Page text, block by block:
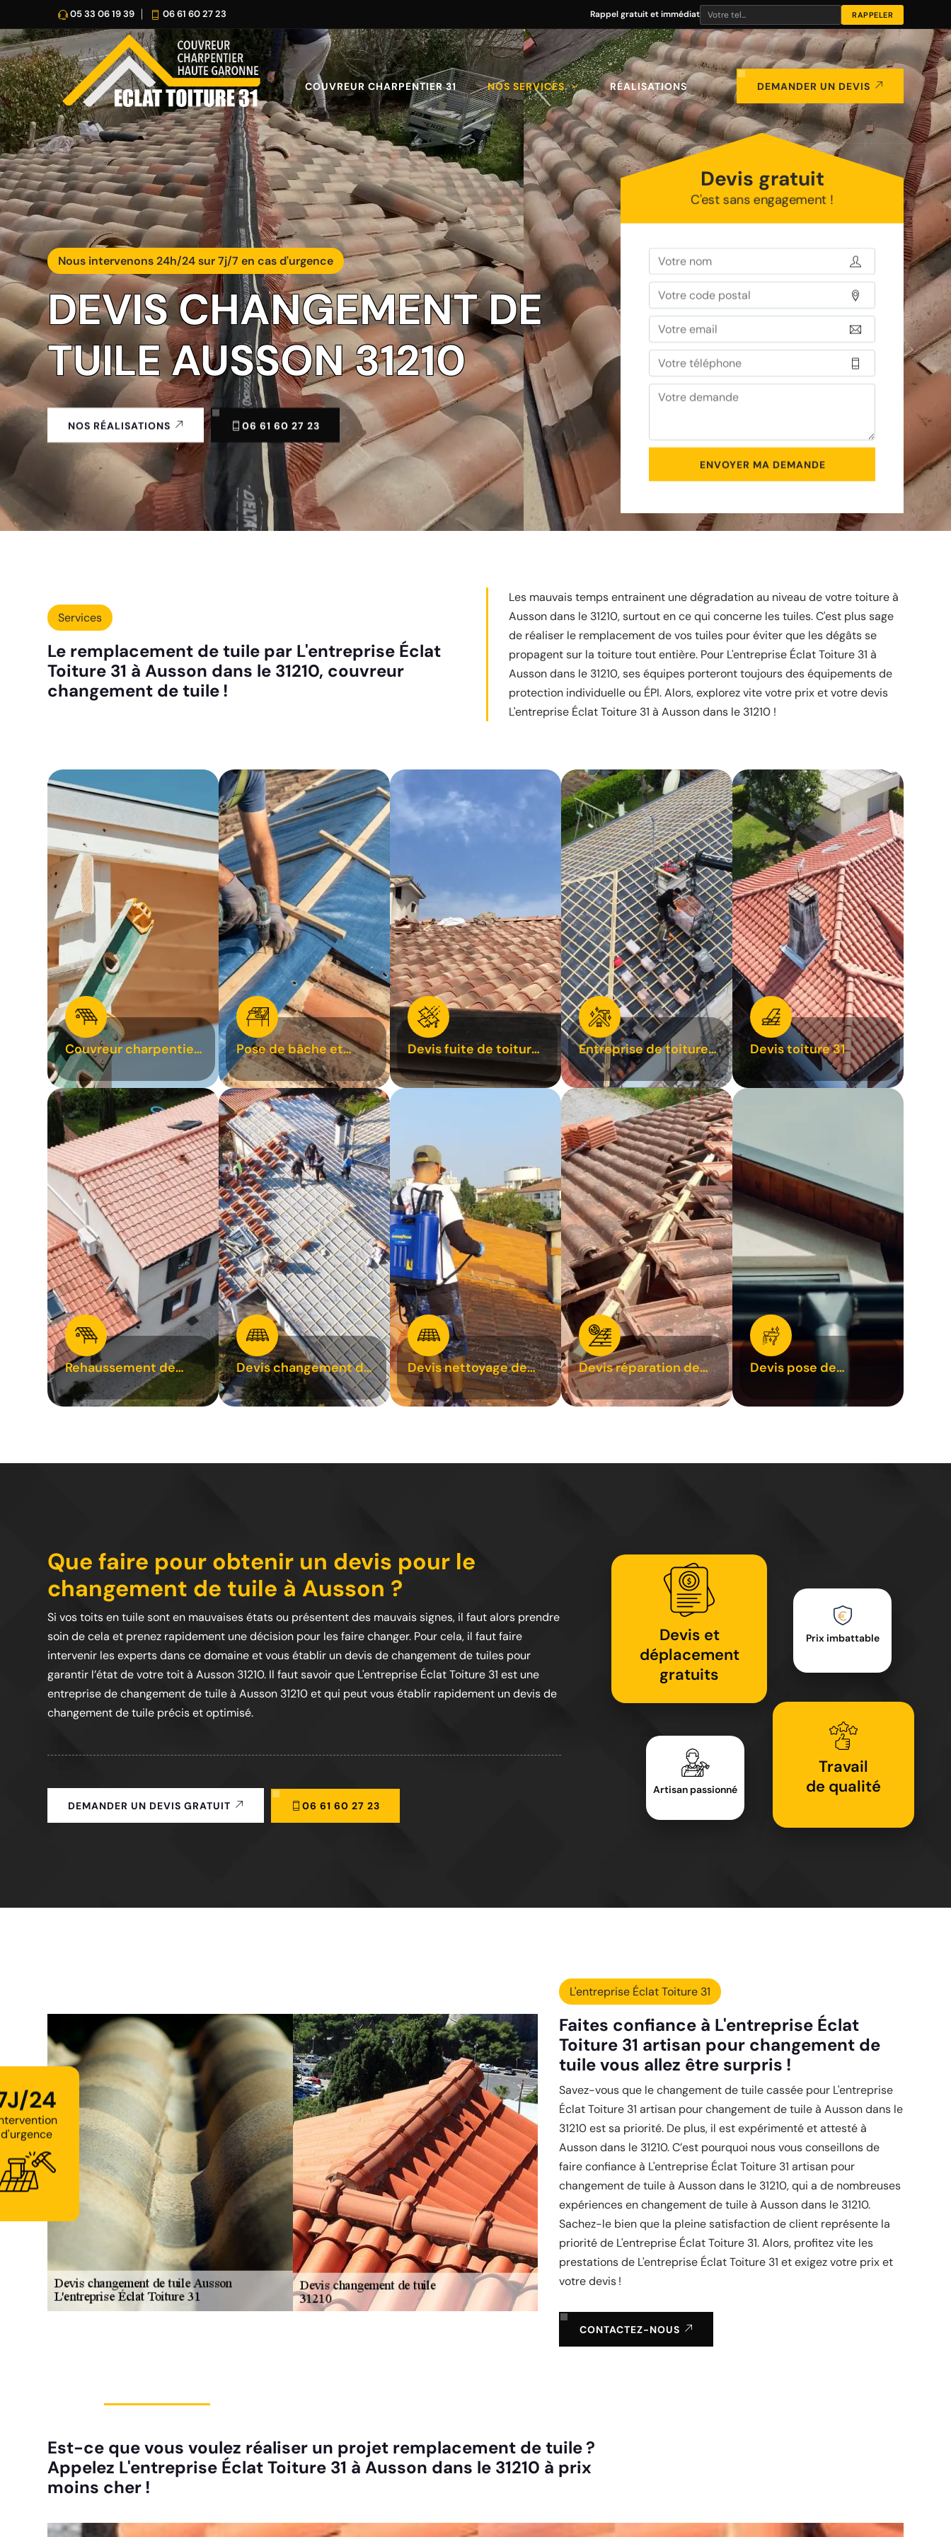
05 33 06 19 39 06 61 60 27 23 Rappel gratuit et immédiat
COUVREUR CHARPENTIER 31 NOS SERVICES RÉALISATIONS DEMANDER UN DEVIS
Nous intervenons 24h/24 sur 7j/7 en cas d'urgence
DEVIS CHANGEMENT DE
TUILE AUSSON 31210
NOS RÉALISATIONS 06 61 60 27 23
Devis gratuit
C'est sans engagement !
Services
Le remplacement de tuile par L'entreprise Éclat
Toiture 31 à Ausson dans le 31210, couvreur
changement de tuile !
Les mauvais temps entrainent une dégradation au niveau de votre toiture à
Ausson dans le 31210, surtout en ce qui concerne les tuiles. C'est plus sage
de réaliser le remplacement de vos tuiles pour éviter que les dégâts se
propagent sur la toiture tout entière. Pour L'entreprise Éclat Toiture 31 à
Ausson dans le 31210, ses équipes porteront toujours des équipements de
protection individuelle ou ÉPI. Alors, explorez vite votre prix et votre devis
L'entreprise Éclat Toiture 31 à Ausson dans le 31210 !
Couvreur charpentier
31
Pose de bâche et
bâchage de toiture 31
Devis fuite de toiture
31
Entreprise de toiture
31
Devis toiture 31
Rehaussement de
toiture 31
Devis changement de
tuile 31
Devis nettoyage de
toiture 31
Devis réparation de
toiture 31
Devis pose de
Que faire pour obtenir un devis pour le
changement de tuile à Ausson ?
Si vos toits en tuile sont en mauvaises états ou présentent des mauvais signes, il faut alors prendre
soin de cela et prenez rapidement une décision pour les faire changer. Pour cela, il faut faire
intervenir les experts dans ce domaine et vous établir un devis de changement de tuiles pour
garantir l’état de votre toit à Ausson 31210. Il faut savoir que L'entreprise Éclat Toiture 31 est une
entreprise de changement de tuile à Ausson 31210 et qui peut vous établir rapidement un devis de
changement de tuile précis et optimisé.
Devis et
déplacement
gratuits
Artisan passionné
Prix imbattable
Travail
de qualité
DEMANDER UN DEVIS GRATUIT 06 61 60 27 23
24
d'urgence
L'entreprise Éclat Toiture 31
Faites confiance à L'entreprise Éclat
Toiture 31 artisan pour changement de
tuile vous allez être surpris !
Savez-vous que le changement de tuile cassée pour L'entreprise
Éclat Toiture 31 artisan pour changement de tuile à Ausson dans le
31210 est sa priorité. De plus, il est expérimenté et attesté à
Ausson dans le 31210. C’est pourquoi nous vous conseillons de
faire confiance à L'entreprise Éclat Toiture 31 artisan pour
changement de tuile à Ausson dans le 31210, qui a de nombreuses
expériences en changement de tuile à Ausson dans le 31210.
Sachez-le bien que la pleine satisfaction de client représente la
priorité de L'entreprise Éclat Toiture 31. Alors, profitez vite les
prestations de L'entreprise Éclat Toiture 31 et exigez votre prix et
votre devis !
CONTACTEZ-NOUS
Est-ce que vous voulez réaliser un projet remplacement de tuile ?
Appelez L'entreprise Éclat Toiture 31 à Ausson dans le 31210 à prix
moins cher !